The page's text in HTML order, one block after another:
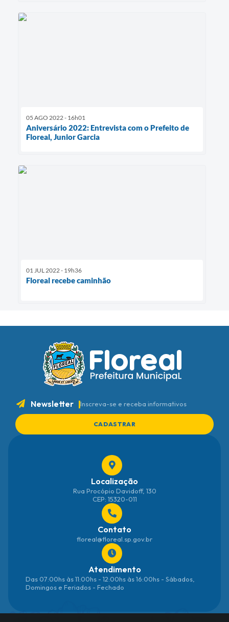
05 AGO 2022 - 16h01
Aniversário 2022: Entrevista com o Prefeito de
Floreal, Junior Garcia
01 JUL 2022 - 19h36
Floreal recebe caminhão
Newsletter Inscreva-se e receba informativos
CADASTRAR
Localização
Rua Procópio Davidoff, 130
CEP: 15320-011
Contato
floreal@floreal.sp.gov.br
Atendimento
Das 07:00hs às 11:00hs - 12:00hs às 16:00hs - Sábados,
Domingos e Feriados - Fechado